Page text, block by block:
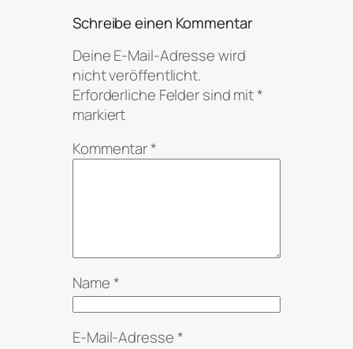
Schreibe einen Kommentar
Deine E-Mail-Adresse wird
nicht veröffentlicht.
Erforderliche Felder sind mit*
markiert
Kommentar*
Name*
E-Mail-Adresse*